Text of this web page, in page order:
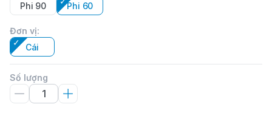
Phi 90
Phi 60
Đơn vị:
Cái
Số lượng